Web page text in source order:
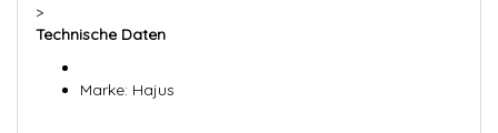
>
Technische Daten
Marke: Hajus